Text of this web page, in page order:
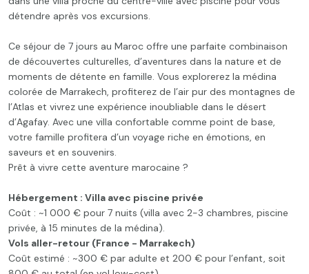
détendre après vos excursions.
Ce séjour de 7 jours au Maroc offre une parfaite combinaison
de découvertes culturelles, d’aventures dans la nature et de
moments de détente en famille. Vous explorerez la médina
colorée de Marrakech, profiterez de l’air pur des montagnes de
l’Atlas et vivrez une expérience inoubliable dans le désert
d’Agafay. Avec une villa confortable comme point de base,
votre famille profitera d’un voyage riche en émotions, en
saveurs et en souvenirs.
Prêt à vivre cette aventure marocaine ?
Hébergement : Villa avec piscine privée
Coût : ~1 000 € pour 7 nuits (villa avec 2-3 chambres, piscine
privée, à 15 minutes de la médina).
Vols aller-retour (France - Marrakech)
Coût estimé : ~300 € par adulte et 200 € pour l’enfant, soit